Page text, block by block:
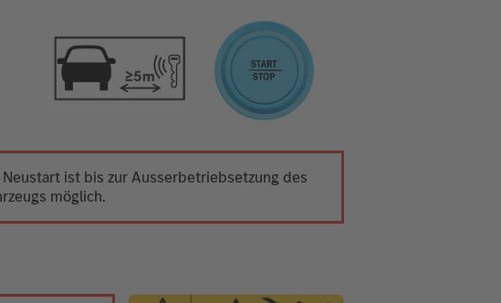
Neustart ist bis zur Ausserbetriebsetzung des
möglich.